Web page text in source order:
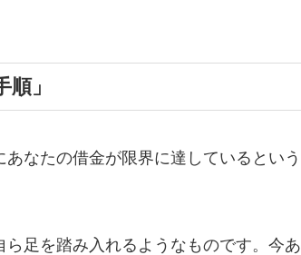
」
なたの借金が限界に達しているという
足を踏み入れるようなものです。今あ